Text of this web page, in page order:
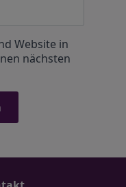
Website in
nächsten